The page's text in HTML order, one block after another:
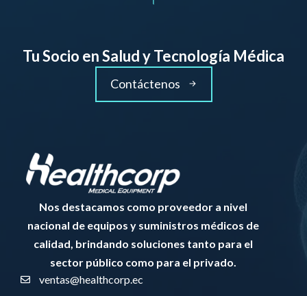
Tu Socio en Salud y Tecnología Médica
Contáctenos
Nos destacamos como proveedor a nivel
nacional de equipos y suministros médicos de
calidad, brindando soluciones tanto para el
sector público como para el privado.
ventas@healthcorp.ec